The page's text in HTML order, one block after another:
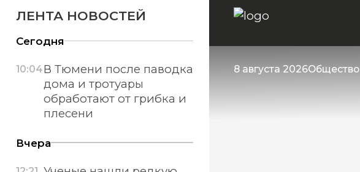
8 августа 2026Общество
ЛЕНТА НОВОСТЕЙ
Сегодня
10:04В Тюмени после паводка
дома и тротуары
обработают от грибка и
плесени
Вчера